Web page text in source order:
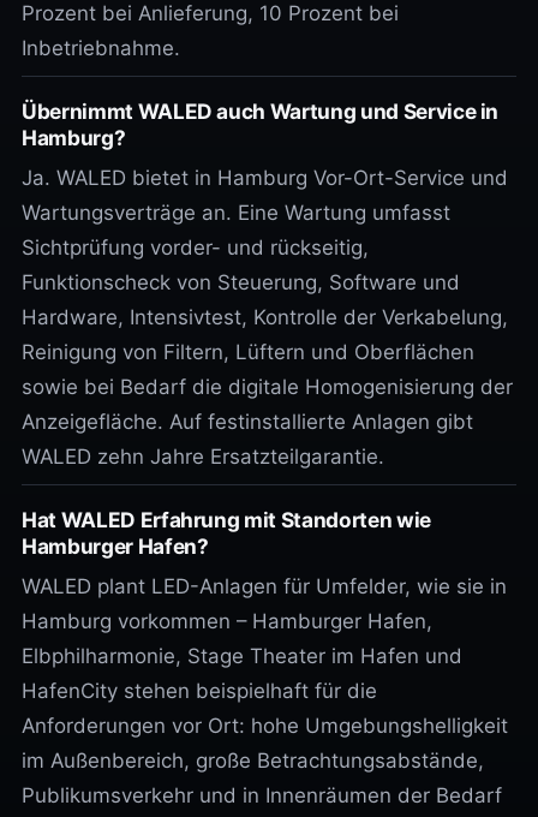
Prozent bei Anlieferung, 10 Prozent bei
Inbetriebnahme.
Übernimmt WALED auch Wartung und Service in
Hamburg?
Ja. WALED bietet in Hamburg Vor-Ort-Service und
Wartungsverträge an. Eine Wartung umfasst
Sichtprüfung vorder- und rückseitig,
Funktionscheck von Steuerung, Software und
Hardware, Intensivtest, Kontrolle der Verkabelung,
Reinigung von Filtern, Lüftern und Oberflächen
sowie bei Bedarf die digitale Homogenisierung der
Anzeigefläche. Auf festinstallierte Anlagen gibt
WALED zehn Jahre Ersatzteilgarantie.
Hat WALED Erfahrung mit Standorten wie
Hamburger Hafen?
WALED plant LED-Anlagen für Umfelder, wie sie in
Hamburg vorkommen – Hamburger Hafen,
Elbphilharmonie, Stage Theater im Hafen und
HafenCity stehen beispielhaft für die
Anforderungen vor Ort: hohe Umgebungshelligkeit
im Außenbereich, große Betrachtungsabstände,
Publikumsverkehr und in Innenräumen der Bedarf